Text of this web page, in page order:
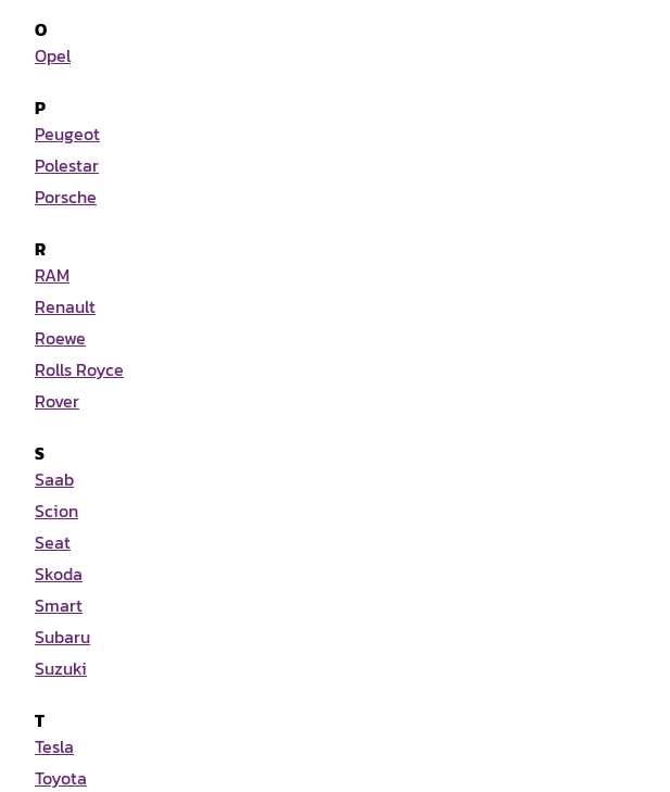
O
Opel
P
Peugeot
Polestar
Porsche
R
RAM
Renault
Roewe
Rolls Royce
Rover
S
Saab
Scion
Seat
Skoda
Smart
Subaru
Suzuki
T
Tesla
Toyota